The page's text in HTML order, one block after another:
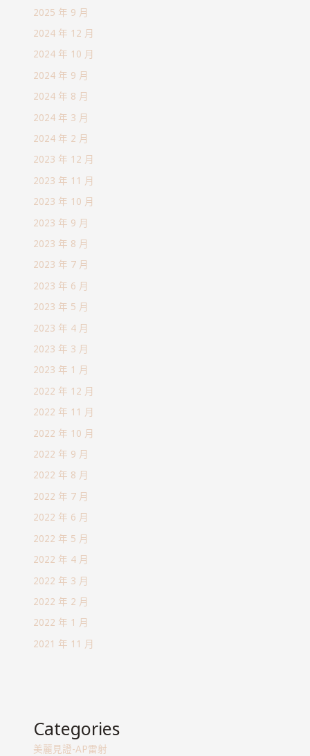
2025 年 9 月
2024 年 12 月
2024 年 10 月
2024 年 9 月
2024 年 8 月
2024 年 3 月
2024 年 2 月
2023 年 12 月
2023 年 11 月
2023 年 10 月
2023 年 9 月
2023 年 8 月
2023 年 7 月
2023 年 6 月
2023 年 5 月
2023 年 4 月
2023 年 3 月
2023 年 1 月
2022 年 12 月
2022 年 11 月
2022 年 10 月
2022 年 9 月
2022 年 8 月
2022 年 7 月
2022 年 6 月
2022 年 5 月
2022 年 4 月
2022 年 3 月
2022 年 2 月
2022 年 1 月
2021 年 11 月
Categories
美麗見證-AP雷射